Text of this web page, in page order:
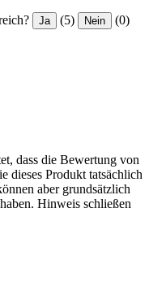
Ja (5) Nein (0)
dass die Bewertung von
dieses Produkt tatsächlich
aber grundsätzlich
Hinweis schließen